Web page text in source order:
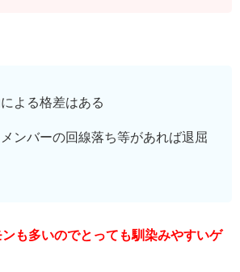
よる格差はある
ンバーの回線落ち等があれば退屈
も多いのでとっても馴染みやすいゲ